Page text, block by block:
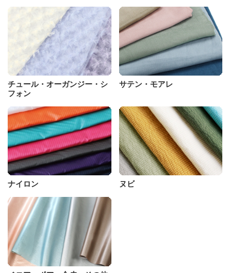
チュール・オーガンジー・シ
フォン
サテン・モアレ
ナイロン ヌビ